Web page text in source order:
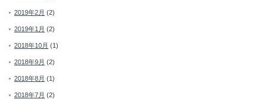
2019年2月 (2)
2019年1月 (2)
2018年10月 (1)
2018年9月 (2)
2018年8月 (1)
2018年7月 (2)